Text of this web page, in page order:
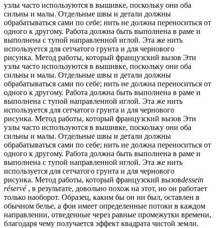
узлы часто используются в вышивке, поскольку они оба
сильны и малы. Отдельные швы и детали должны
обрабатываться сами по себе; нить не должна переноситься от
одного к другому. Работа должна быть выполнена в раме и
выполнена с тупой направленной иглой. Эта же нить
используется для сетчатого грунта и для чернового
рисунка. Метод работы, который французский вызов Эти
узлы часто используются в вышивке, поскольку они оба
сильны и малы. Отдельные швы и детали должны
обрабатываться сами по себе; нить не должна переноситься от
одного к другому. Работа должна быть выполнена в раме и
выполнена с тупой направленной иглой. Эта же нить
используется для сетчатого грунта и для чернового
рисунка. Метод работы, который французский вызов Эти
узлы часто используются в вышивке, поскольку они оба
сильны и малы. Отдельные швы и детали должны
обрабатываться сами по себе; нить не должна переноситься от
одного к другому. Работа должна быть выполнена в раме и
выполнена с тупой направленной иглой. Эта же нить
используется для сетчатого грунта и для чернового
рисунка. Метод работы, который французский вызовdessein
réservé, в результате, довольно похож на этот, но он работает
только наоборот. Образец, каким бы он ни был, оставлен в
обычном белье, а фон имеет определенные потоки в каждом
направлении, отведенные через равные промежутки времени,
благодаря чему получается эффект квадрата чистой земли.